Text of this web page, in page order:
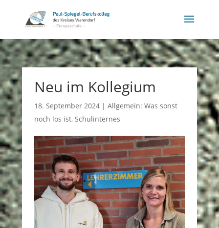
Neu im Kollegium
18. September 2024| Allgemein: Was sonst
noch los ist, Schulinternes